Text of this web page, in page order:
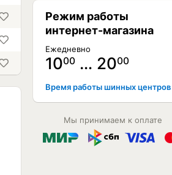
Режим работы
интернет-магазина
Ежедневно
1000 … 2000
Время работы шинных центров
Мы принимаем к оплате